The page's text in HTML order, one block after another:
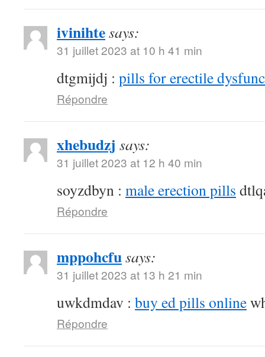
ivinihtesays:
31 juillet 2023 at 10 h 41 min
dtgmijdj : pills for erectile
Répondre
xhebudzj says:
31 juillet 2023 at 12 h 40 min
soyzdbyn : male erection pills
Répondre
mppohcfusays:
31 juillet 2023 at 13 h 21 min
uwkdmdav : buy ed pills online
Répondre